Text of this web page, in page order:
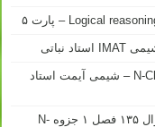
آیمت ایتالیا – پاسخ سوال ۲۴۳ فصل ۲ جزوه N-Chem – شیمی آیمت استاد
Subatomic particles – valence electrons – سوال ۱۳۵ فصل ۱ جزوه N-